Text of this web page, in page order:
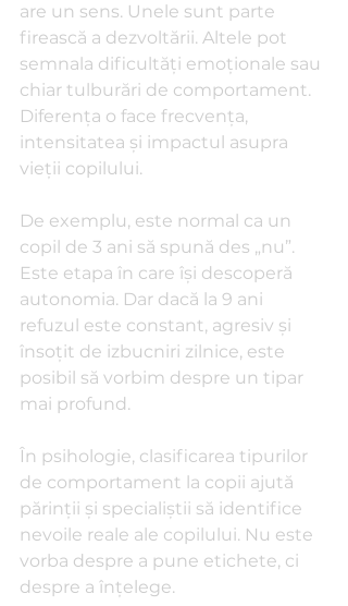
are un sens. Unele sunt parte
firească a dezvoltării. Altele pot
semnala dificultăți emoționale sau
chiar tulburări de comportament.
Diferența o face frecvența,
intensitatea și impactul asupra
vieții copilului.
De exemplu, este normal ca un
copil de 3 ani să spună des „nu”.
Este etapa în care își descoperă
autonomia. Dar dacă la 9 ani
refuzul este constant, agresiv și
însoțit de izbucniri zilnice, este
posibil să vorbim despre un tipar
mai profund.
În psihologie, clasificarea tipurilor
de comportament la copii ajută
părinții și specialiștii să identifice
nevoile reale ale copilului. Nu este
vorba despre a pune etichete, ci
despre a înțelege.